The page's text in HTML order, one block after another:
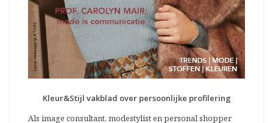
Kleur&Stijl vakblad over persoonlijke profilering
Als image consultant, modestylist en personal shopper